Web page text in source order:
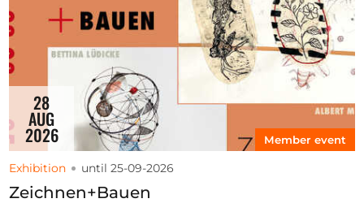
28
AUG
2026 Member event
Exhibition until 25-09-2026
Zeichnen+Bauen